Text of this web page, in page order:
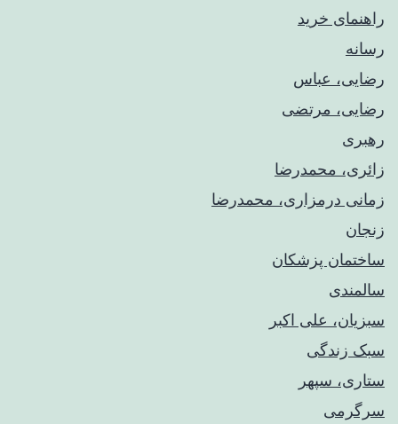
راهنمای خريد
رسانه
رضایی، عباس
رضایی، مرتضی
رهبری
زائری، محمدرضا
زمانی درمزاری، محمدرضا
زنجان
ساختمان پزشکان
سالمندی
سبزیان، علی اکبر
سبک زندگی
ستاری، سپهر
سرگرمی